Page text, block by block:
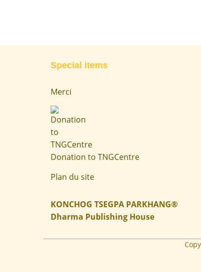
Special items
Merci
Donation to TNGCentre
Plan du site
KONCHOG TSEGPA PARKHANG®
Dharma Publishing House